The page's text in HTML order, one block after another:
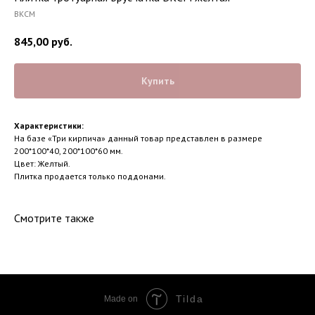
ВКСМ
845,00 руб.
Купить
Характеристики:
На базе «Три кирпича» данный товар представлен в размере
200*100*40, 200*100*60 мм.
Цвет: Желтый.
Плитка продается только поддонами.
Смотрите также
Made on Tilda